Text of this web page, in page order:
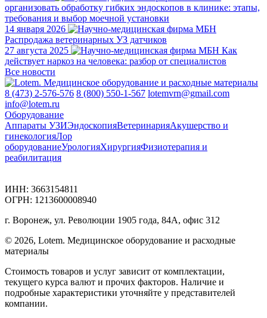
организовать обработку гибких эндоскопов в клинике: этапы,
требования и выбор моечной установки
14 января 2026
Распродажа ветеринарных УЗ датчиков
27 августа 2025
Как
действует наркоз на человека: разбор от специалистов
Все новости
8 (473) 2-576-576 8 (800) 550-1-567 lotemvrn@gmail.com
info@lotem.ru
Оборудование
Аппараты УЗИЭндоскопияВетеринарияАкушерство и
гинекологияЛор
оборудованиеУрологияХирургияФизиотерапия и
реабилитация
ИНН: 3663154811
ОГРН: 1213600008940
г. Воронеж, ул. Революции 1905 года, 84А, офис 312
© 2026, Lotem. Медицинское оборудование и расходные
материалы
Стоимость товаров и услуг зависит от комплектации,
текущего курса валют и прочих факторов. Наличие и
подробные характеристики уточняйте у представителей
компании.